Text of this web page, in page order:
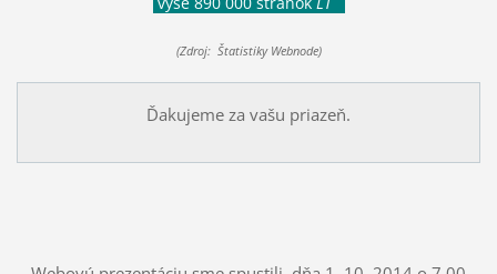
(Zdroj: Štatistiky Webnode)
Ďakujeme za vašu priazeň.